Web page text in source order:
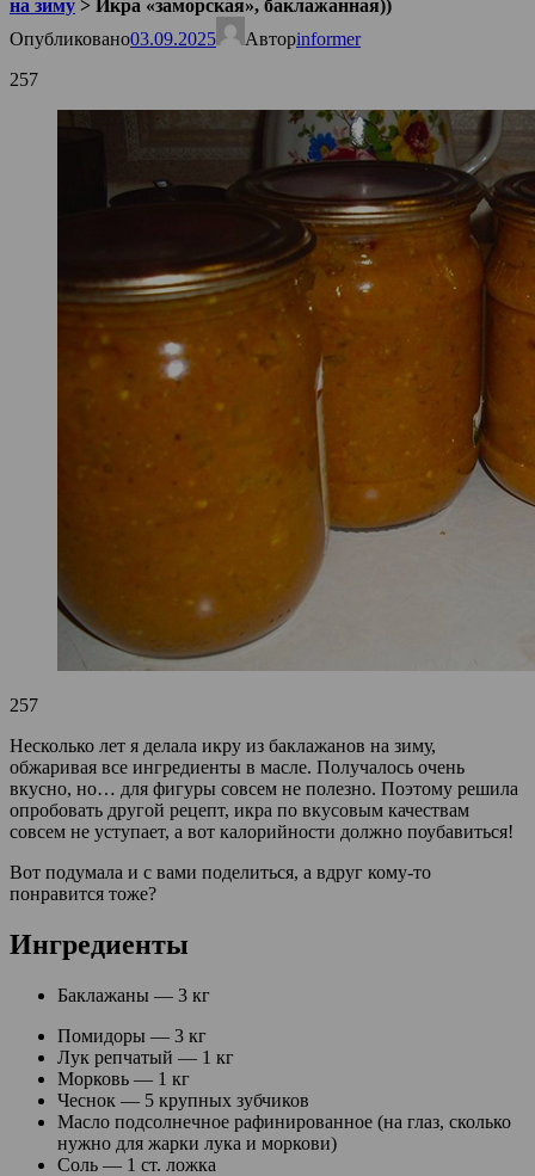
на зиму > Икра «заморская», баклажанная))
Опубликовано03.09.2025 Авторinformer
257
257
Несколько лет я делала икру из баклажанов на зиму,
обжаривая все ингредиенты в масле. Получалось очень
вкусно, но… для фигуры совсем не полезно. Поэтому решила
опробовать другой рецепт, икра по вкусовым качествам
совсем не уступает, а вот калорийности должно поубавиться!
Вот подумала и с вами поделиться, а вдруг кому-то
понравится тоже?
Ингредиенты
Баклажаны — 3 кг
Помидоры — 3 кг
Лук репчатый — 1 кг
Морковь — 1 кг
Чеснок — 5 крупных зубчиков
Масло подсолнечное рафинированное (на глаз, сколько
нужно для жарки лука и моркови)
Соль — 1 ст. ложка